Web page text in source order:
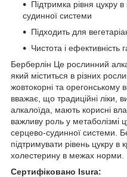
Підтримка рівня цукру
судинної системи
Підходить для
Чистота і ефективність
Берберлін Це рослинний
який міститься в різних
жовтокорні та орегонському
вважає, що традиційні ліки,
алкалоїда, мають корисні
важливу роль у метаболізмі
серцево-судинної системи.
підтримувати рівень цукру в
холестерину в межах норми.
Сертифіковано Isura: